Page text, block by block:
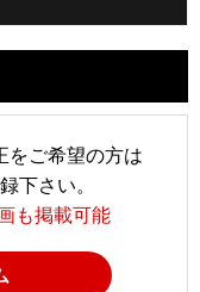
をご希望の方は
下さい。
も掲載可能